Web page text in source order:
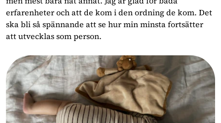
erfarenheter och att de kom i den ordning de kom. Det
ska bli så spännande att se hur min minsta fortsätter
att utvecklas som person.